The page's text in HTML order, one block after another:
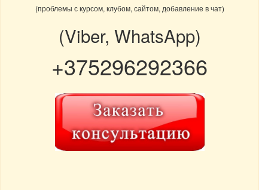
(проблемы с курсом, клубом, сайтом, добавление в чат)
(Viber, WhatsApp)
+375296292366